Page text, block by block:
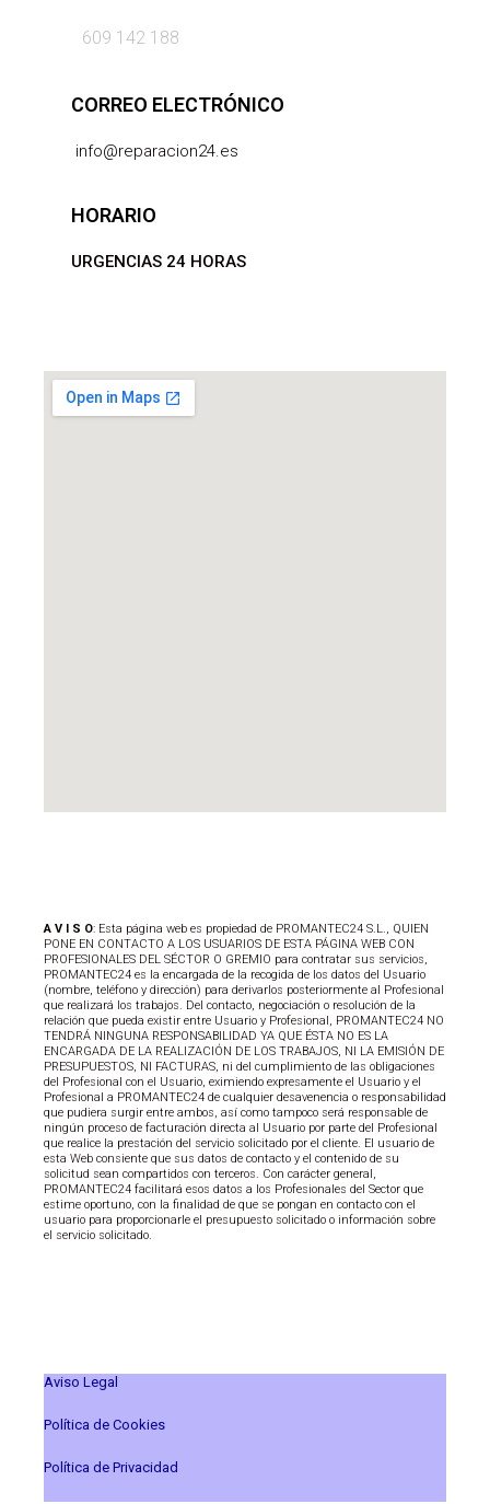
609 142 188
CORREO ELECTRÓNICO
info@reparacion24.es
HORARIO
URGENCIAS 24 HORAS
A V I S O: Esta página web es propiedad de PROMANTEC24 S.L., QUIEN
PONE EN CONTACTO A LOS USUARIOS DE ESTA PÁGINA WEB CON
PROFESIONALES DEL SÉCTOR O GREMIO para contratar sus servicios,
PROMANTEC24 es la encargada de la recogida de los datos del Usuario
(nombre, teléfono y dirección) para derivarlos posteriormente al Profesional
que realizará los trabajos. Del contacto, negociación o resolución de la
relación que pueda existir entre Usuario y Profesional, PROMANTEC24 NO
TENDRÁ NINGUNA RESPONSABILIDAD YA QUE ÉSTA NO ES LA
ENCARGADA DE LA REALIZACIÓN DE LOS TRABAJOS, NI LA EMISIÓN DE
PRESUPUESTOS, NI FACTURAS, ni del cumplimiento de las obligaciones
del Profesional con el Usuario, eximiendo expresamente el Usuario y el
Profesional a PROMANTEC24 de cualquier desavenencia o responsabilidad
que pudiera surgir entre ambos, así como tampoco será responsable de
ningún proceso de facturación directa al Usuario por parte del Profesional
que realice la prestación del servicio solicitado por el cliente. El usuario de
esta Web consiente que sus datos de contacto y el contenido de su
solicitud sean compartidos con terceros. Con carácter general,
PROMANTEC24 facilitará esos datos a los Profesionales del Sector que
estime oportuno, con la finalidad de que se pongan en contacto con el
usuario para proporcionarle el presupuesto solicitado o información sobre
el servicio solicitado.
Aviso Legal
Política de Cookies
Política de Privacidad